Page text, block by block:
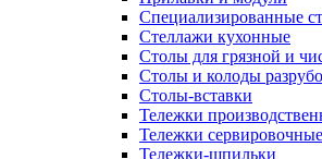
Специализированные
Стеллажи кухонные
Столы для грязной и
Столы и колоды
Столы-вставки
Тележки
Тележки сервировочные
Тележки-шпильки